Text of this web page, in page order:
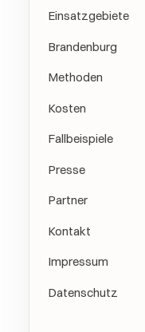
Einsatzgebiete
Brandenburg
Methoden
Kosten
Fallbeispiele
Presse
Partner
Kontakt
Impressum
Datenschutz